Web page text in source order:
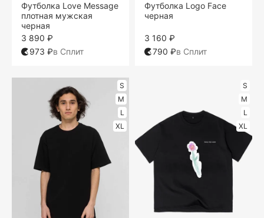
Футболка Love Message
плотная мужская
черная
3 890 ₽
973 ₽в Сплит
Футболка Logo Face
черная
3 160 ₽
790 ₽в Сплит
S
M
L
XL
S
M
L
XL